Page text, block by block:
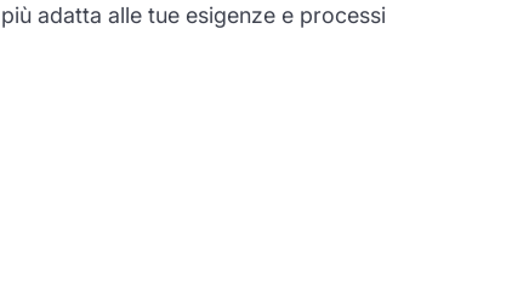
adatta alle tue esigenze e processi